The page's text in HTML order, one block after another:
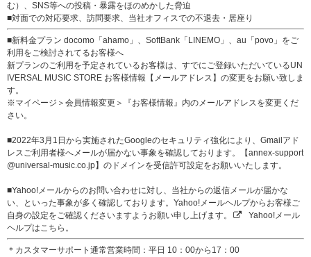
む）、SNS等への投稿・暴露をほのめかした脅迫
■対面での対応要求、訪問要求、当社オフィスでの不退去・居座り
■新料金プラン docomo「ahamo」、SoftBank「LINEMO」、au「povo」をご
利用をご検討されてるお客様へ
新プランのご利用を予定されているお客様は、すでにご登録いただいているUN
IVERSAL MUSIC STORE お客様情報【メールアドレス】の変更をお願い致しま
す。
※マイページ＞会員情報変更＞『お客様情報』内のメールアドレスを変更くだ
さい。
■2022年3月1日から実施されたGoogleのセキュリティ強化により、Gmailアド
レスご利用者様へメールが届かない事象を確認しております。【annex-support
@universal-music.co.jp】のドメインを受信許可設定をお願いいたします。
■Yahoo!メールからのお問い合わせに対し、当社からの返信メールが届かな
い、といった事象が多く確認しております。Yahoo!メールヘルプからお客様ご
自身の設定をご確認くださいますようお願い申し上げます。
Yahoo!メール
ヘルプはこちら。
＊カスタマーサポート通常営業時間：平日 10：00から17：00